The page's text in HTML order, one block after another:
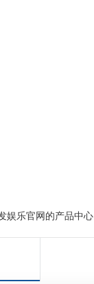
娱乐官网的产品中心